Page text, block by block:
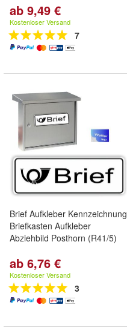
ab 9,49 €
Kostenloser Versand
7
Brief Aufkleber Kennzeichnung
Briefkasten Aufkleber
Abziehbild Posthorn (R41/5)
ab 6,76 €
Kostenloser Versand
3